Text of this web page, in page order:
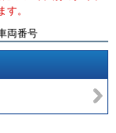
。
両番号